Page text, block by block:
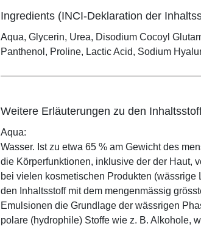
Ingredients (INCI-Deklaration der
Aqua, Glycerin, Urea, Disodium Cocoyl
Panthenol, Proline, Lactic Acid, Sodium
Weitere Erläuterungen zu den
Aqua:
Wasser. Ist zu etwa 65 % am Gewicht des
die Körperfunktionen, inklusive der der Haut,
bei vielen kosmetischen Produkten
den Inhaltsstoff mit dem mengenmässig
Emulsionen die Grundlage der wässrigen
polare (hydrophile) Stoffe wie z. B. Alkohole,